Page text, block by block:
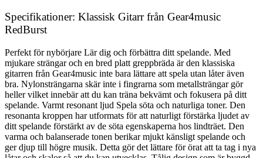
Specifikationer: Klassisk Gitarr från Gear4music
RedBurst
Perfekt för nybörjare Lär dig och förbättra ditt spelande. Med
mjukare strängar och en bred platt greppbräda är den klassiska
gitarren från Gear4music inte bara lättare att spela utan låter även
bra. Nylonsträngarna skär inte i fingrarna som metallsträngar gör
heller vilket innebär att du kan träna bekvämt och fokusera på ditt
spelande. Varmt resonant ljud Spela söta och naturliga toner. Den
resonanta kroppen har utformats för att naturligt förstärka ljudet av
ditt spelande förstärkt av de söta egenskaperna hos lindträet. Den
varma och balanserade tonen berikar mjukt känsligt spelande och
ger djup till högre musik. Detta gör det lättare för örat att ta tag i nya